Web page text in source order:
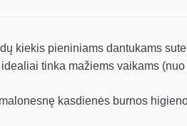
kiekis pieniniams dantukams
tinka mažiems vaikams
kasdienės burnos